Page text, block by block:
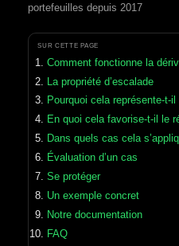
portefeuilles depuis 2017
SUR CETTE PAGE
Comment fonctionne la
La propriété d’escalade
Pourquoi cela représente-t-
En quoi cela favorise-t-il le
Dans quels cas cela
Évaluation d’un cas
Se protéger
Un exemple concret
Notre documentation
FAQ